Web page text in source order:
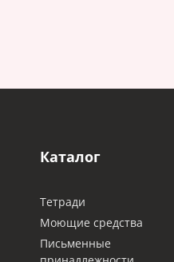
Каталог
Тетради
Моющие средства
Письменные